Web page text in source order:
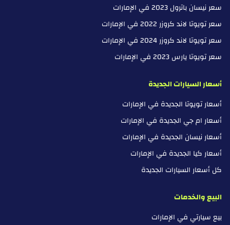
سعر نيسان باترول 2023 في الإمارات
سعر تويوتا لاند كروزر 2022 في الإمارات
سعر تويوتا لاند كروزر 2024 في الإمارات
سعر تويوتا يارس 2023 في الإمارات
أسعار السيارات الجديدة
أسعار تويوتا الجديدة في الإمارات
أسعار ام جي الجديدة في الإمارات
أسعار نيسان الجديدة في الإمارات
أسعار كيا الجديدة في الإمارات
كل أسعار السيارات الجديدة
البيع والخدمات
بيع سيارتي في الإمارات